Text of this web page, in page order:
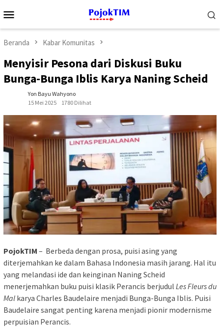
ke
Mobile
Beranda Kabar Komunitas
Menyisir Pesona dari Diskusi Buku
Bunga-Bunga Iblis Karya Naning Scheid
Yon Bayu Wahyono
15 Mei 2025
1780 Dilihat
PojokTIM – Berbeda dengan prosa, puisi asing yang
diterjemahkan ke dalam Bahasa Indonesia masih jarang. Hal itu
yang melandasi ide dan keinginan Naning Scheid
menerjemahkan buku puisi klasik Perancis berjudul Les Fleurs du
Mal karya Charles Baudelaire menjadi Bunga-Bunga Iblis. Puisi
Baudelaire sangat penting karena menjadi pionir modernisme
perpuisian Perancis.